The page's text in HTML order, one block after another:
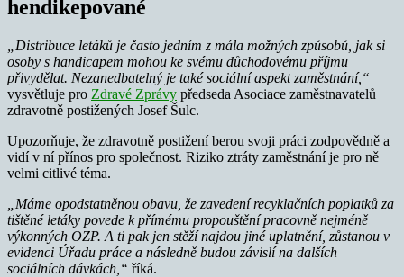
hendikepované
„Distribuce letáků je často jedním z mála možných způsobů, jak si
osoby s handicapem mohou ke svému důchodovému příjmu
přivydělat. Nezanedbatelný je také sociální aspekt zaměstnání,“
vysvětluje pro Zdravé Zprávy předseda Asociace zaměstnavatelů
zdravotně postižených Josef Šulc.
Upozorňuje, že zdravotně postižení berou svoji práci zodpovědně a
vidí v ní přínos pro společnost. Riziko ztráty zaměstnání je pro ně
velmi citlivé téma.
„Máme opodstatněnou obavu, že zavedení recyklačních poplatků za
tištěné letáky povede k přímému propouštění pracovně nejméně
výkonných OZP. A ti pak jen stěží najdou jiné uplatnění, zůstanou v
evidenci Úřadu práce a následně budou závislí na dalších
sociálních dávkách,“ říká.